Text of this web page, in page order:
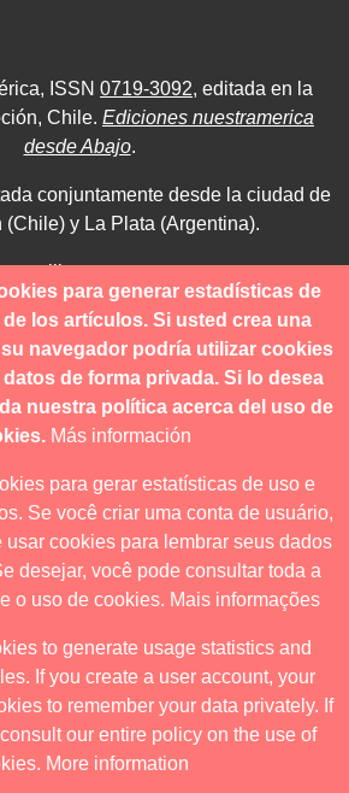
ISSN 0719-3092, editada en la
Chile. Ediciones nuestramerica
desde Abajo.
conjuntamente desde la ciudad de
(Chile) y La Plata (Argentina).
utilice
a los envíos se deben realizar
publica exclusivamente bajo una
Creative Commons Atribución-
CompartirIgual 4.0 .
ha acordado usar el visor de JATS Studio
abril de 2026. Para obtener los formatos
visor.
para generar estadísticas de
los artículos. Si usted crea una
navegador podría utilizar cookies
de forma privada. Si lo desea
nuestra política acerca del uso de
Más información
para gerar estatísticas de uso e
Se você criar uma conta de usuário,
cookies para lembrar seus dados
desejar, você pode consultar toda a
o uso de cookies. Mais informações
to generate usage statistics and
If you create a user account, your
to remember your data privately. If
our entire policy on the use of
More information